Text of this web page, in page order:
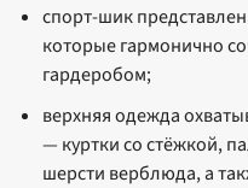
спорт-шик
которые гармонично
гардеробом;
верхняя одежда
— куртки со стёжкой,
шерсти верблюда, а